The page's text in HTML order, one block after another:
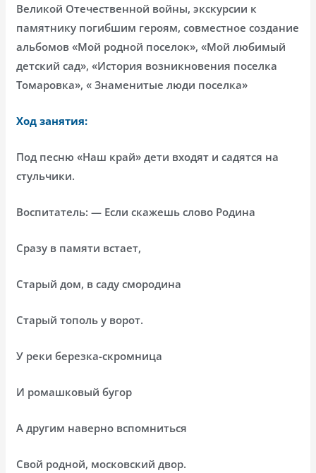
Великой Отечественной войны, экскурсии к
памятнику погибшим героям, совместное создание
альбомов «Мой родной поселок», «Мой любимый
детский сад», «История возникновения поселка
Томаровка», « Знаменитые люди поселка»
Ход занятия:
Под песню «Наш край» дети входят и садятся на
стульчики.
Воспитатель: — Если скажешь слово Родина
Сразу в памяти встает,
Старый дом, в саду смородина
Старый тополь у ворот.
У реки березка-скромница
И ромашковый бугор
А другим наверно вспомниться
Свой родной, московский двор.